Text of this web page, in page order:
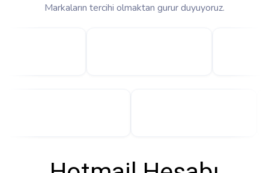
Markaların tercihi olmaktan gurur duyuyoruz.